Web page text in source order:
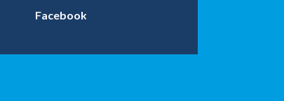
Facebook